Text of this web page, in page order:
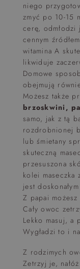
niego
zmyć po 10-15
cerę, odmłodzi
cennym
witamina A
likwiduje
Domowe
obejmują
Możesz także
brzoskwini,
samo, jak z tą
rozdrobnionej
lub śmietany
skuteczną
przesuszona
kolei maseczka
jest
Z papai
Cały owoc
Lekko masuj, a
Wygładzi to i
Z rodzimych
Zetrzyj je,